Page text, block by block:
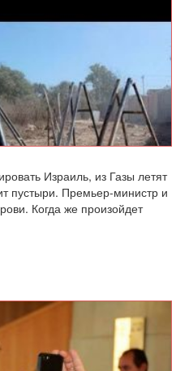
Израиль, из Газы летят
пустыри. Премьер-министр и
Когда же произойдет